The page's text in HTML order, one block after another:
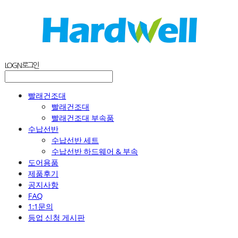
LOG IN로그인
빨래건조대
빨래건조대
빨래건조대 부속품
수납선반
수납선반 세트
수납선반 하드웨어 & 부속
도어용품
제품후기
공지사항
FAQ
1:1문의
등업 신청 게시판